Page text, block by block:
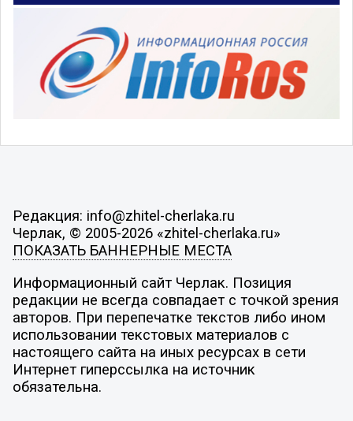
Редакция: info@zhitel-cherlaka.ru
Черлак, © 2005-2026 «zhitel-cherlaka.ru»
ПОКАЗАТЬ БАННЕРНЫЕ МЕСТА
Информационный сайт Черлак. Позиция
редакции не всегда совпадает с точкой зрения
авторов. При перепечатке текстов либо ином
использовании текстовых материалов с
настоящего сайта на иных ресурсах в сети
Интернет гиперссылка на источник
обязательна.